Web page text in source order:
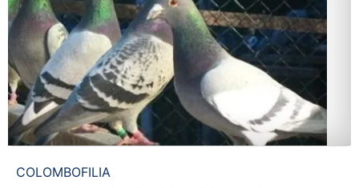
COLOMBOFILIA